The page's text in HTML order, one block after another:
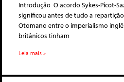
Introdução O acordo Sykes-Picot-
significou antes de tudo a
Otomano entre o imperialismo
britânicos tinham
Leia mais »